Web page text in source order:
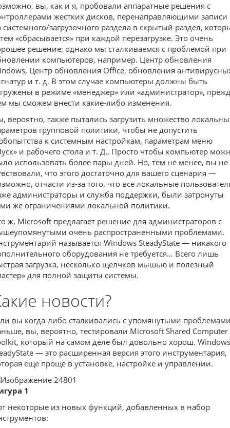
вы, как и я, пробовали аппаратные решения с
жестких дисков, перенаправляющими записи
системного/загрузочного раздела в скрытый раздел,
«сбрасывается» при каждой перезагрузке. Это очень
решение; однако мы сталкиваемся с проблемой при
компьютеров, например. Центр обновления
Центр обновления Office, обновления
и т. д. В этом случае компьютеры должны быть
в режиме «менеджер» или «администратор»,
мы сможем внести какие-либо изменения.
вероятно, также пытались загрузить множество
групповой политики, чтобы не допустить
к системным настройкам, параметрам меню
и рабочего стола и т. Д., Просто чтобы компьютер
использовать более пары дней. Но, тем не менее, вы не
что этого достаточно для вашего сценария —
отчасти из-за того, что все локальные
администраторы и служба поддержки, были затронуты
же ограничениями локальной политики.
ж, Microsoft предлагает решение для администраторов с
очень распространенными проблемами.
называется Windows SteadyState — никакого
оборудования не требуется… Всего лишь
загрузка, несколько щелчков мышью и полезный
для полной защиты системы.
новости?
вы когда-либо сталкивались с упомянутыми
вы, вероятно, тестировали Microsoft Shared Computer
который на самом деле был довольно хорош. Windows
— это расширенная версия этого инструментария,
еще проще в установке, настройке и управлении.
1
некоторые из новых функций, добавленных в набор